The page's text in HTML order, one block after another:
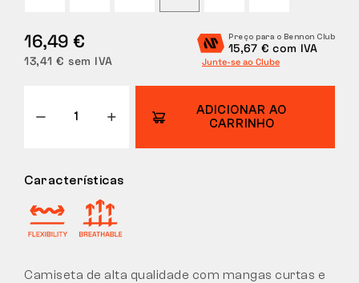
DEVOLUÇÕES
16,49 €
13,41 € sem IVA
Preço para o Bennon Club
15,67 € com IVA
Junte-se ao Clube
ADICIONAR AO
CARRINHO
Características
Camiseta de alta qualidade com mangas curtas e